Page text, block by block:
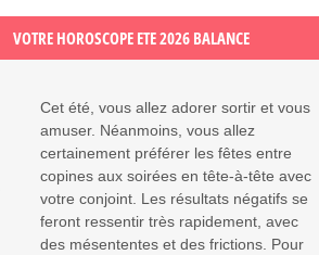
VOTRE HOROSCOPE ETE 2026 BALANCE
Cet été, vous allez adorer sortir et vous
amuser. Néanmoins, vous allez
certainement préférer les fêtes entre
copines aux soirées en tête-à-tête avec
votre conjoint. Les résultats négatifs se
feront ressentir très rapidement, avec
des mésententes et des frictions. Pour